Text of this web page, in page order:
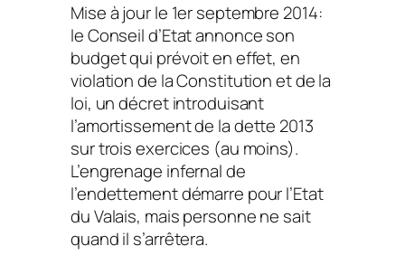
Mise à jour le 1er septembre 2014:
le Conseil d’Etat annonce son
budget qui prévoit en effet, en
violation de la Constitution et de la
loi, un décret introduisant
l’amortissement de la dette 2013
sur trois exercices (au moins).
L’engrenage infernal de
l’endettement démarre pour l’Etat
du Valais, mais personne ne sait
quand il s’arrêtera.